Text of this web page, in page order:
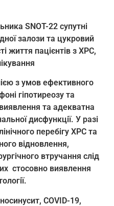
SNOT-22 супутні
залози та цукровий
життя пацієнтів з ХРС,
з умов ефективного
гіпотиреозу та
та адекватна
дисфункції. У разі
перебігу ХРС та
відновлення,
втручання слід
стосовно виявлення
COVID-19,